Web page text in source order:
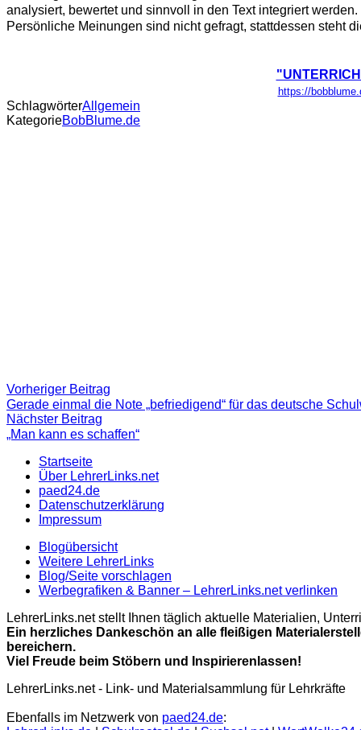
analysiert, bewertet und sinnvoll in den Text integriert
Persönliche Meinungen sind nicht gefragt, stattdessen steht
https://
SchlagwörterAllgemein
KategorieBobBlume.de
Beitragsnavigation
Vorheriger Beitrag
Beitrag:
Gerade einmal die Note „befriedigend“ für das deutsche
Nächster Beitrag
Beitrag
„Man kann es schaffen“
Startseite
Über LehrerLinks.net
paed24.de
Datenschutzerklärung
Impressum
Blogübersicht
Weitere LehrerLinks
Blog/Seite vorschlagen
Werbegrafiken & Banner – LehrerLinks.net verlinken
LehrerLinks.net stellt Ihnen täglich aktuelle Materialien,
Ein herzliches Dankeschön an alle fleißigen
bereichern.
Viel Freude beim Stöbern und Inspirierenlassen!
LehrerLinks.net - Link- und Materialsammlung für Lehrkräfte
Ebenfalls im Netzwerk von paed24.de: